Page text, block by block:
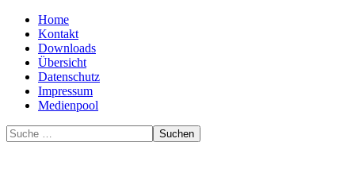
Home
Kontakt
Downloads
Übersicht
Datenschutz
Impressum
Medienpool
Suchen